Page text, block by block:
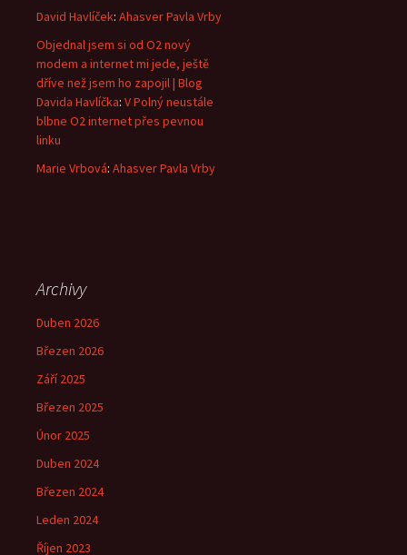
David Havlíček: Ahasver Pavla Vrby
Objednal jsem si od O2 nový
modem a internet mi jede, ještě
dříve než jsem ho zapojil | Blog
Davida Havlíčka: V Polný neustále
blbne O2 internet přes pevnou
linku
Marie Vrbová: Ahasver Pavla Vrby
Archivy
Duben 2026
Březen 2026
Září 2025
Březen 2025
Únor 2025
Duben 2024
Březen 2024
Leden 2024
Říjen 2023